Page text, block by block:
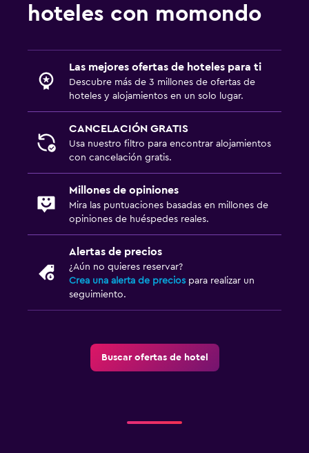
Lavandería
Actividades
hoteles con momondo
Las mejores ofertas de hoteles para ti
Descubre más de 3 millones de ofertas de
hoteles y alojamientos en un solo lugar.
CANCELACIÓN GRATIS
Usa nuestro filtro para encontrar alojamientos
con cancelación gratis.
Millones de opiniones
Mira las puntuaciones basadas en millones de
opiniones de huéspedes reales.
Alertas de precios
¿Aún no quieres reservar?
Crea una alerta de precios para realizar un
seguimiento.
Buscar ofertas de hotel